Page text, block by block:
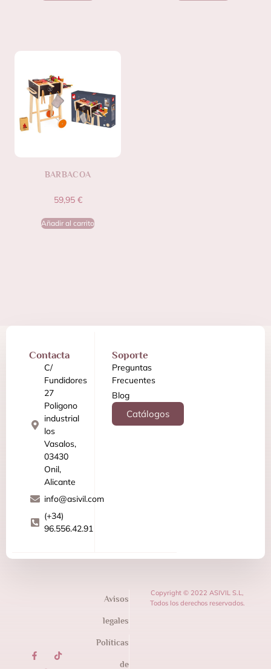
BARBACOA
59,95 €
Añadir al carrito
Contacta
C/
Fundidores
27
Poligono
industrial
los
Vasalos,
03430
Onil,
Alicante
info@asivil.com
(+34)
96.556.42.91
Soporte
Preguntas
Frecuentes
Blog
Catálogos
Avisos
legales
Políticas
de
Copyright © 2022 ASIVIL S.L,
Todos los derechos reservados.